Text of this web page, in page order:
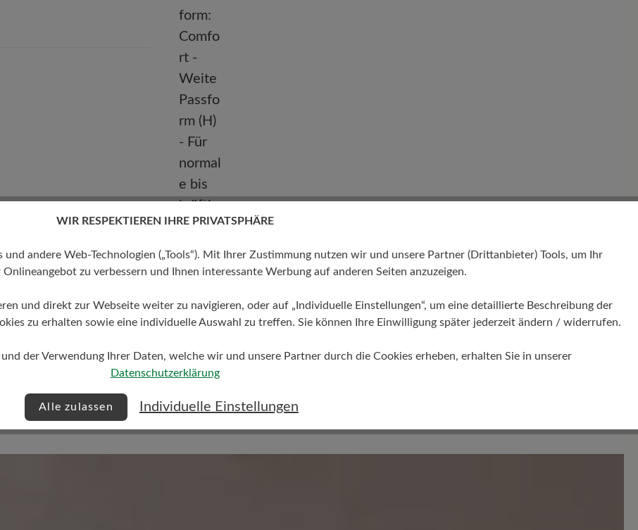
kundenbetreuung@baer-schuhe.de
Telefon: 0800 51 65 65 56 (gebührenfrei)
Passform
Comfort - Weite Passform (H) - Für
WIR RESPEKTIEREN IHRE PRIVATSPHÄRE
andere Web-Technologien („Tools“). Mit Ihrer Zustimmung nutzen wir und unsere Partner (Drittanbieter) Tools, um Ihr
zu verbessern und Ihnen interessante Werbung auf anderen Seiten anzuzeigen.
und direkt zur Webseite weiter zu navigieren, oder auf „Individuelle Einstellungen“, um eine detaillierte Beschreibung der
zu erhalten sowie eine individuelle Auswahl zu treffen. Sie können Ihre Einwilligung später jederzeit ändern / widerrufen.
der Verwendung Ihrer Daten, welche wir und unsere Partner durch die Cookies erheben, erhalten Sie in unserer
Datenschutzerklärung
Alle zulassen Individuelle Einstellungen